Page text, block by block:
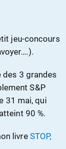
jeu-concours
des 3 grandes
S&P
31 mai, qui
90 %.
livre STOP,